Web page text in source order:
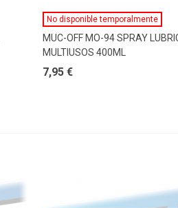
Ver Más
No disponible temporalmente
MUC-OFF MO-94 SPRAY
MULTIUSOS 400ML
7,95 €